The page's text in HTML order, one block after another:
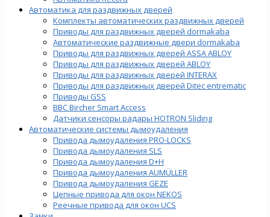
Автоматика для раздвижных дверей
Комплекты автоматических раздвижных дверей
Приводы для раздвижных дверей dormakaba
Автоматические раздвижные двери dormakaba
Приводы для раздвижных дверей ASSA ABLOY
Приводы для раздвижных дверей ABLOY
Приводы для раздвижных дверей INTERAX
Приводы для раздвижных дверей Ditec entrematic
Приводы GSS
BBC Bircher Smart Access
Датчики сенсоры радары HOTRON Sliding
Автоматические системы дымоудаления
Привода дымоудаления PRO-LOCKS
Привода дымоудаления SLS
Привода дымоудаления D+H
Привода дымоудаления AUMÜLLER
Привода дымоудаления GEZE
Цепные привода для окон NEKOS
Реечные привода для окон UСS